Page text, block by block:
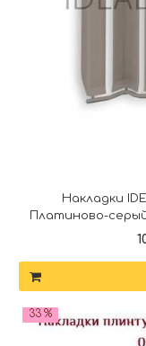
Накладки
Платиново-серый
33 %